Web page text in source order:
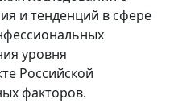
и тенденций в сфере
уровня
Российской
факторов.